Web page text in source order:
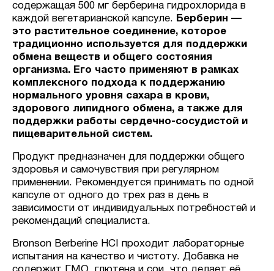
содержащая 500 мг берберина гидрохлорида в
каждой вегетарианской капсуле. Берберин —
это растительное соединение, которое
традиционно используется для поддержки
обмена веществ и общего состояния
организма. Его часто применяют в рамках
комплексного подхода к поддержанию
нормального уровня сахара в крови,
здорового липидного обмена, а также для
поддержки работы сердечно-сосудистой и
пищеварительной систем.
Продукт предназначен для поддержки общего
здоровья и самочувствия при регулярном
применении. Рекомендуется принимать по одной
капсуле от одного до трех раз в день в
зависимости от индивидуальных потребностей и
рекомендаций специалиста.
Bronson Berberine HCI проходит лабораторные
испытания на качество и чистоту. Добавка не
содержит ГМО, глютена и сои, что делает её